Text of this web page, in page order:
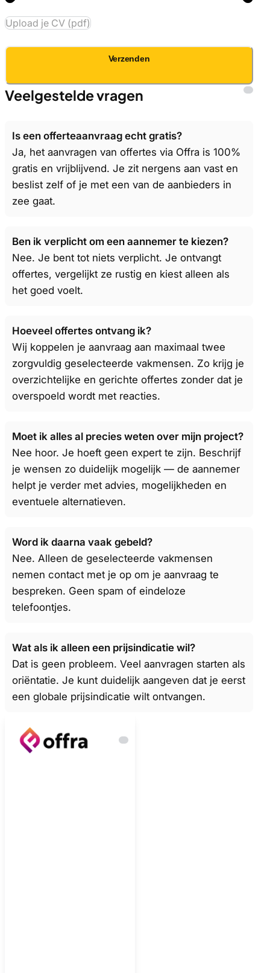
Upload je CV (pdf)
Verzenden
Veelgestelde vragen
Is een offerteaanvraag echt gratis?
Ja, het aanvragen van offertes via Offra is 100%
gratis en vrijblijvend. Je zit nergens aan vast en
beslist zelf of je met een van de aanbieders in
zee gaat.
Ben ik verplicht om een aannemer te kiezen?
Nee. Je bent tot niets verplicht. Je ontvangt
offertes, vergelijkt ze rustig en kiest alleen als
het goed voelt.
Hoeveel offertes ontvang ik?
Wij koppelen je aanvraag aan maximaal twee
zorgvuldig geselecteerde vakmensen. Zo krijg je
overzichtelijke en gerichte offertes zonder dat je
overspoeld wordt met reacties.
Moet ik alles al precies weten over mijn project?
Nee hoor. Je hoeft geen expert te zijn. Beschrijf
je wensen zo duidelijk mogelijk — de aannemer
helpt je verder met advies, mogelijkheden en
eventuele alternatieven.
Word ik daarna vaak gebeld?
Nee. Alleen de geselecteerde vakmensen
nemen contact met je op om je aanvraag te
bespreken. Geen spam of eindeloze
telefoontjes.
Wat als ik alleen een prijsindicatie wil?
Dat is geen probleem. Veel aanvragen starten als
oriëntatie. Je kunt duidelijk aangeven dat je eerst
een globale prijsindicatie wilt ontvangen.